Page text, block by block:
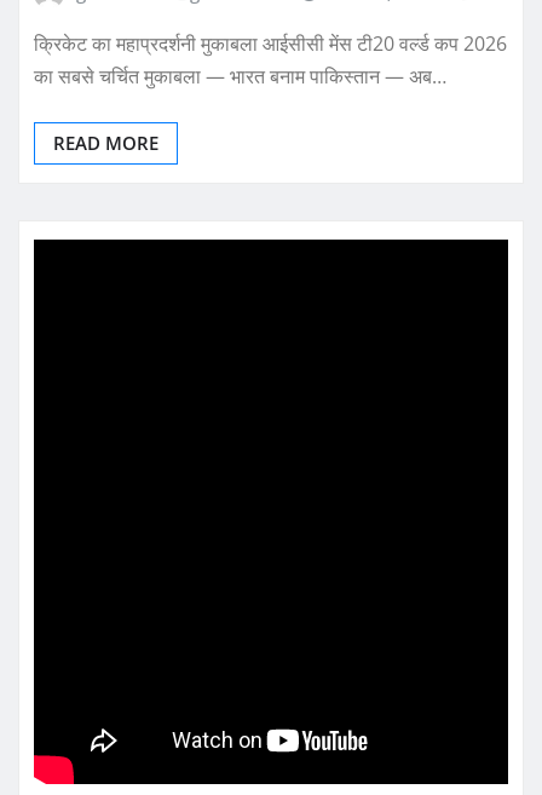
क्रिकेट का महाप्रदर्शनी मुकाबला आईसीसी मेंस टी20 वर्ल्ड कप 2026
का सबसे चर्चित मुकाबला — भारत बनाम पाकिस्तान — अब…
READ MORE